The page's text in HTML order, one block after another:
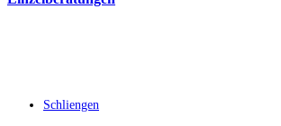
Schliengen